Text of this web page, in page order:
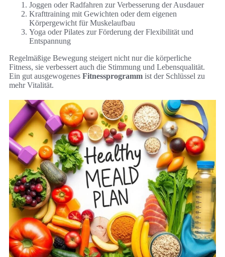
Joggen oder Radfahren zur Verbesserung der Ausdauer
Krafttraining mit Gewichten oder dem eigenen
Körpergewicht für Muskelaufbau
Yoga oder Pilates zur Förderung der Flexibilität und
Entspannung
Regelmäßige Bewegung steigert nicht nur die körperliche
Fitness, sie verbessert auch die Stimmung und Lebensqualität.
Ein gut ausgewogenes Fitnessprogramm ist der Schlüssel zu
mehr Vitalität.